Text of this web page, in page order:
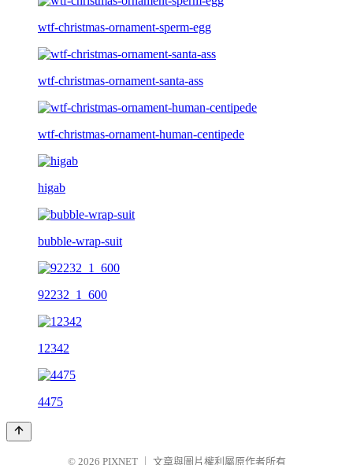
wtf-christmas-ornament-sperm-egg
wtf-christmas-ornament-santa-ass
wtf-christmas-ornament-human-centipede
higab
bubble-wrap-suit
92232_1_600
12342
4475
© 2026 PIXNET 文章與圖片權利屬原作者所有